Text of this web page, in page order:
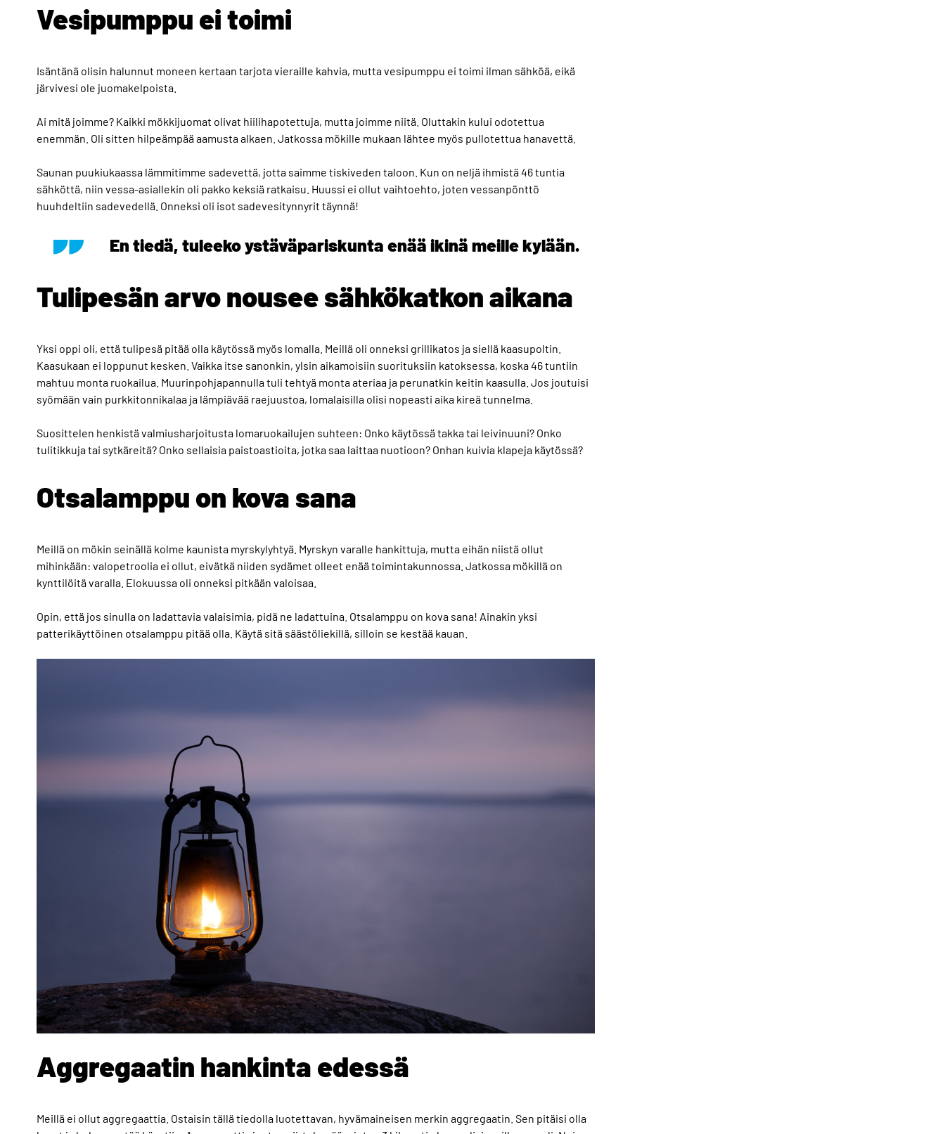
Vesipumppu ei toimi
Isäntänä olisin halunnut moneen kertaan tarjota vieraille kahvia, mutta vesipumppu ei toimi ilman sähköä, eikä
järvivesi ole juomakelpoista.
Ai mitä joimme? Kaikki mökkijuomat olivat hiilihapotettuja, mutta joimme niitä. Oluttakin kului odotettua
enemmän. Oli sitten hilpeämpää aamusta alkaen. Jatkossa mökille mukaan lähtee myös pullotettua hanavettä.
Saunan puukiukaassa lämmitimme sadevettä, jotta saimme tiskiveden taloon. Kun on neljä ihmistä 46 tuntia
sähköttä, niin vessa-asiallekin oli pakko keksiä ratkaisu. Huussi ei ollut vaihtoehto, joten vessanpönttö
huuhdeltiin sadevedellä. Onneksi oli isot sadevesitynnyrit täynnä!
En tiedä, tuleeko ystäväpariskunta enää ikinä meille kylään.
Tulipesän arvo nousee sähkökatkon aikana
Yksi oppi oli, että tulipesä pitää olla käytössä myös lomalla. Meillä oli onneksi grillikatos ja siellä kaasupoltin.
Kaasukaan ei loppunut kesken. Vaikka itse sanonkin, ylsin aikamoisiin suorituksiin katoksessa, koska 46 tuntiin
mahtuu monta ruokailua. Muurinpohjapannulla tuli tehtyä monta ateriaa ja perunatkin keitin kaasulla. Jos joutuisi
syömään vain purkkitonnikalaa ja lämpiävää raejuustoa, lomalaisilla olisi nopeasti aika kireä tunnelma.
Suosittelen henkistä valmiusharjoitusta lomaruokailujen suhteen: Onko käytössä takka tai leivinuuni? Onko
tulitikkuja tai sytkäreitä? Onko sellaisia paistoastioita, jotka saa laittaa nuotioon? Onhan kuivia klapeja käytössä?
Otsalamppu on kova sana
Meillä on mökin seinällä kolme kaunista myrskylyhtyä. Myrskyn varalle hankittuja, mutta eihän niistä ollut
mihinkään: valopetroolia ei ollut, eivätkä niiden sydämet olleet enää toimintakunnossa. Jatkossa mökillä on
kynttilöitä varalla. Elokuussa oli onneksi pitkään valoisaa.
Opin, että jos sinulla on ladattavia valaisimia, pidä ne ladattuina. Otsalamppu on kova sana! Ainakin yksi
patterikäyttöinen otsalamppu pitää olla. Käytä sitä säästöliekillä, silloin se kestää kauan.
Aggregaatin hankinta edessä
Meillä ei ollut aggregaattia. Ostaisin tällä tiedolla luotettavan, hyvämaineisen merkin aggregaatin. Sen pitäisi olla